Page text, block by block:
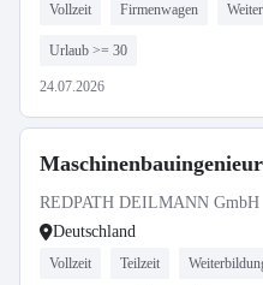
Vollzeit Firmenwagen
Urlaub >= 30
24.07.2026
REDPATH DEILMANN GmbH
Deutschland
Vollzeit Teilzeit